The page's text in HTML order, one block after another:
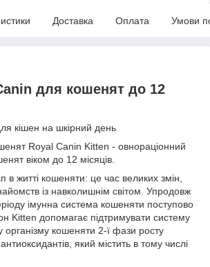
Доставка Оплата Умови
для кошенят до 12
кішен на шкірний день
Royal Canin Kitten - овнораціонний
віком до 12 місяців.
в житті кошеняти: це час великих змін,
із навколишнім світом. Упродовж
імунна система кошеняти поступово
Kitten допомагає підтримувати систему
організму кошеняти 2-ї фази росту
який містить в тому числі